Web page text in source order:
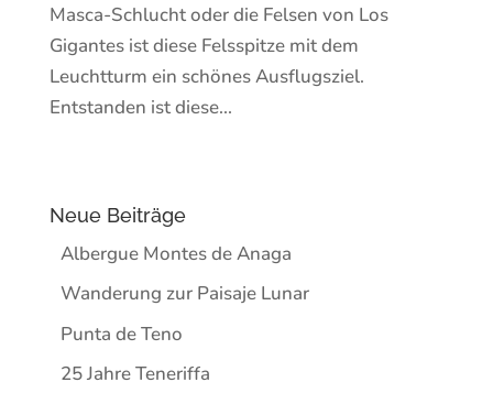
Masca-Schlucht oder die Felsen von Los
Gigantes ist diese Felsspitze mit dem
Leuchtturm ein schönes Ausflugsziel.
Entstanden ist diese...
Neue Beiträge
Albergue Montes de Anaga
Wanderung zur Paisaje Lunar
Punta de Teno
25 Jahre Teneriffa